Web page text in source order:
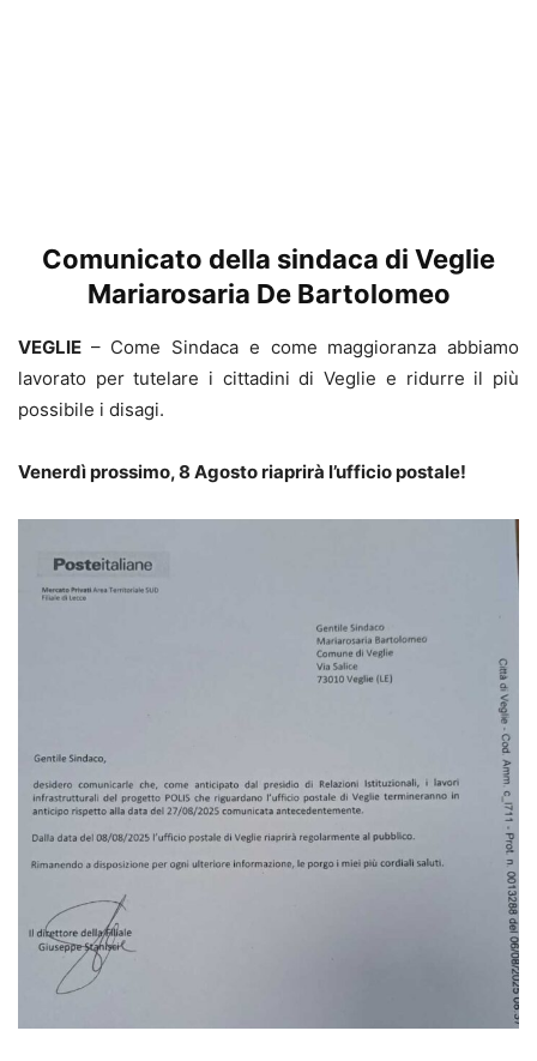
Comunicato della sindaca di Veglie
Mariarosaria De Bartolomeo
VEGLIE – Come Sindaca e come maggioranza abbiamo
lavorato per tutelare i cittadini di Veglie e ridurre il più
possibile i disagi.
Venerdì prossimo, 8 Agosto riaprirà l’ufficio postale!